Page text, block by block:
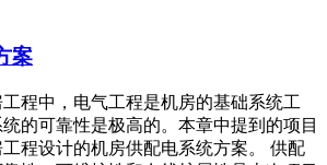
案
程中，电气工程是机房的基础系统工
的可靠性是极高的。本章中提到的项目
程设计的机房供配电系统方案。 供配